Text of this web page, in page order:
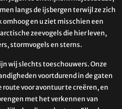
langs de ijsbergen terwijl ze zich
en u ziet misschien een
zeevogels die hier leven,
stormvogels en sterns.
wij slechts toeschouwers. Onze
voortdurend in de gaten
voor avontuur te creëren, en
met het verkennen van